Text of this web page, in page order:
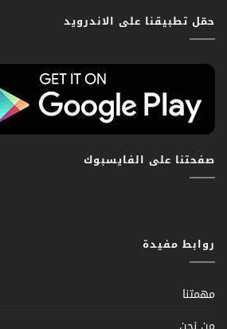
حمّل تطبيقنا على الاندرويد
صفحتنا على الفايسبوك
روابط مفيدة
مهمتنا